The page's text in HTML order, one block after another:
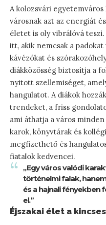
A kolozsvári
városnak azt az energiát
életet is oly vibrálóvá
itt, akik nemcsak a
kávézókat és
diákközösség biztosítja a
nyitott szellemiséget,
hangulatot. A diákok
trendeket, a friss
ami áthatja a város
karok, könyvtárak és
megfizethető és
fiatalok kedvencei.
„Egy város valódi
történelmi falak,
és a hajnali fényekben
el.”
Éjszakai élet a